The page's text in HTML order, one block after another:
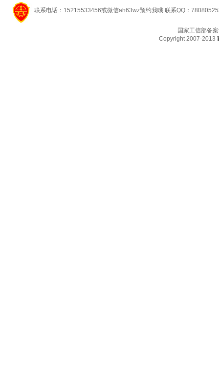
联系电话：15215533456或微信ah63wz预约我哦 联系QQ：
国家工信部备
Copyright 2007-2013